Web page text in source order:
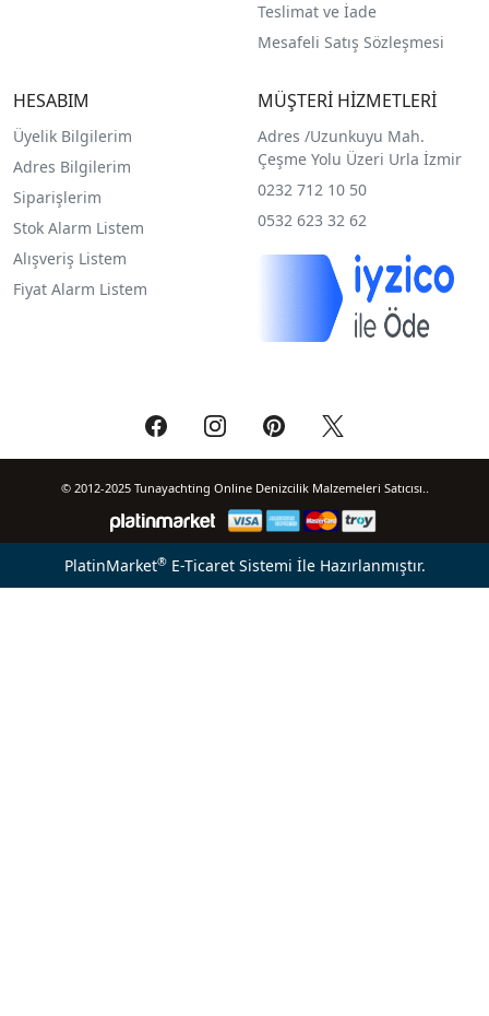
Teslimat ve İade
Mesafeli Satış Sözleşmesi
HESABIM
Üyelik Bilgilerim
Adres Bilgilerim
Siparişlerim
Stok Alarm Listem
Alışveriş Listem
Fiyat Alarm Listem
MÜŞTERİ HİZMETLERİ
Adres /Uzunkuyu Mah.
Çeşme Yolu Üzeri Urla İzmir
0232 712 10 50
0532 623 32 62
© 2012-2025 Tunayachting Online Denizcilik Malzemeleri Satıcısı..
PlatinMarket®E-Ticaret Sistemi İle Hazırlanmıştır.